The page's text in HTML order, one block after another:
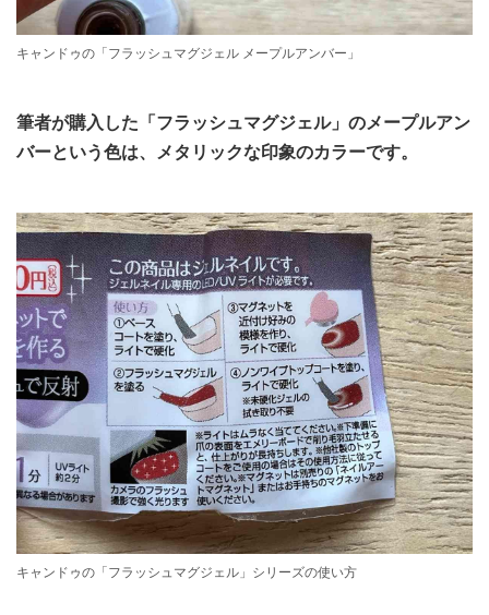
キャンドゥの「フラッシュマグジェル メープルアンバー」
筆者が購入した「フラッシュマグジェル」のメープルアン
バーという色は、メタリックな印象のカラーです。
キャンドゥの「フラッシュマグジェル」シリーズの使い方